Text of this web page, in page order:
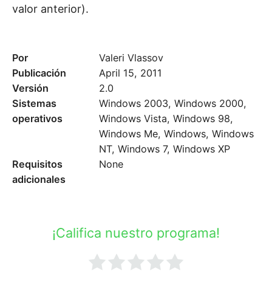
valor anterior).
Por
Valeri Vlassov
Publicación
April 15, 2011
Versión
2.0
Sistemas
operativos
Windows 2003, Windows 2000,
Windows Vista, Windows 98,
Windows Me, Windows, Windows
NT, Windows 7, Windows XP
Requisitos
adicionales
None
¡Califica nuestro programa!